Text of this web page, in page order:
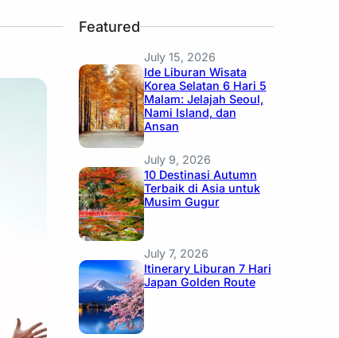
Featured
July 15, 2026
Ide Liburan Wisata
Korea Selatan 6 Hari 5
Malam: Jelajah Seoul,
Nami Island, dan
Ansan
July 9, 2026
10 Destinasi Autumn
Terbaik di Asia untuk
Musim Gugur
July 7, 2026
Itinerary Liburan 7 Hari
Japan Golden Route